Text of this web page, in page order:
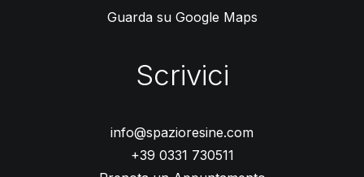
Guarda su Google Maps
Scrivici
info@spazioresine.com
+39 0331 730511